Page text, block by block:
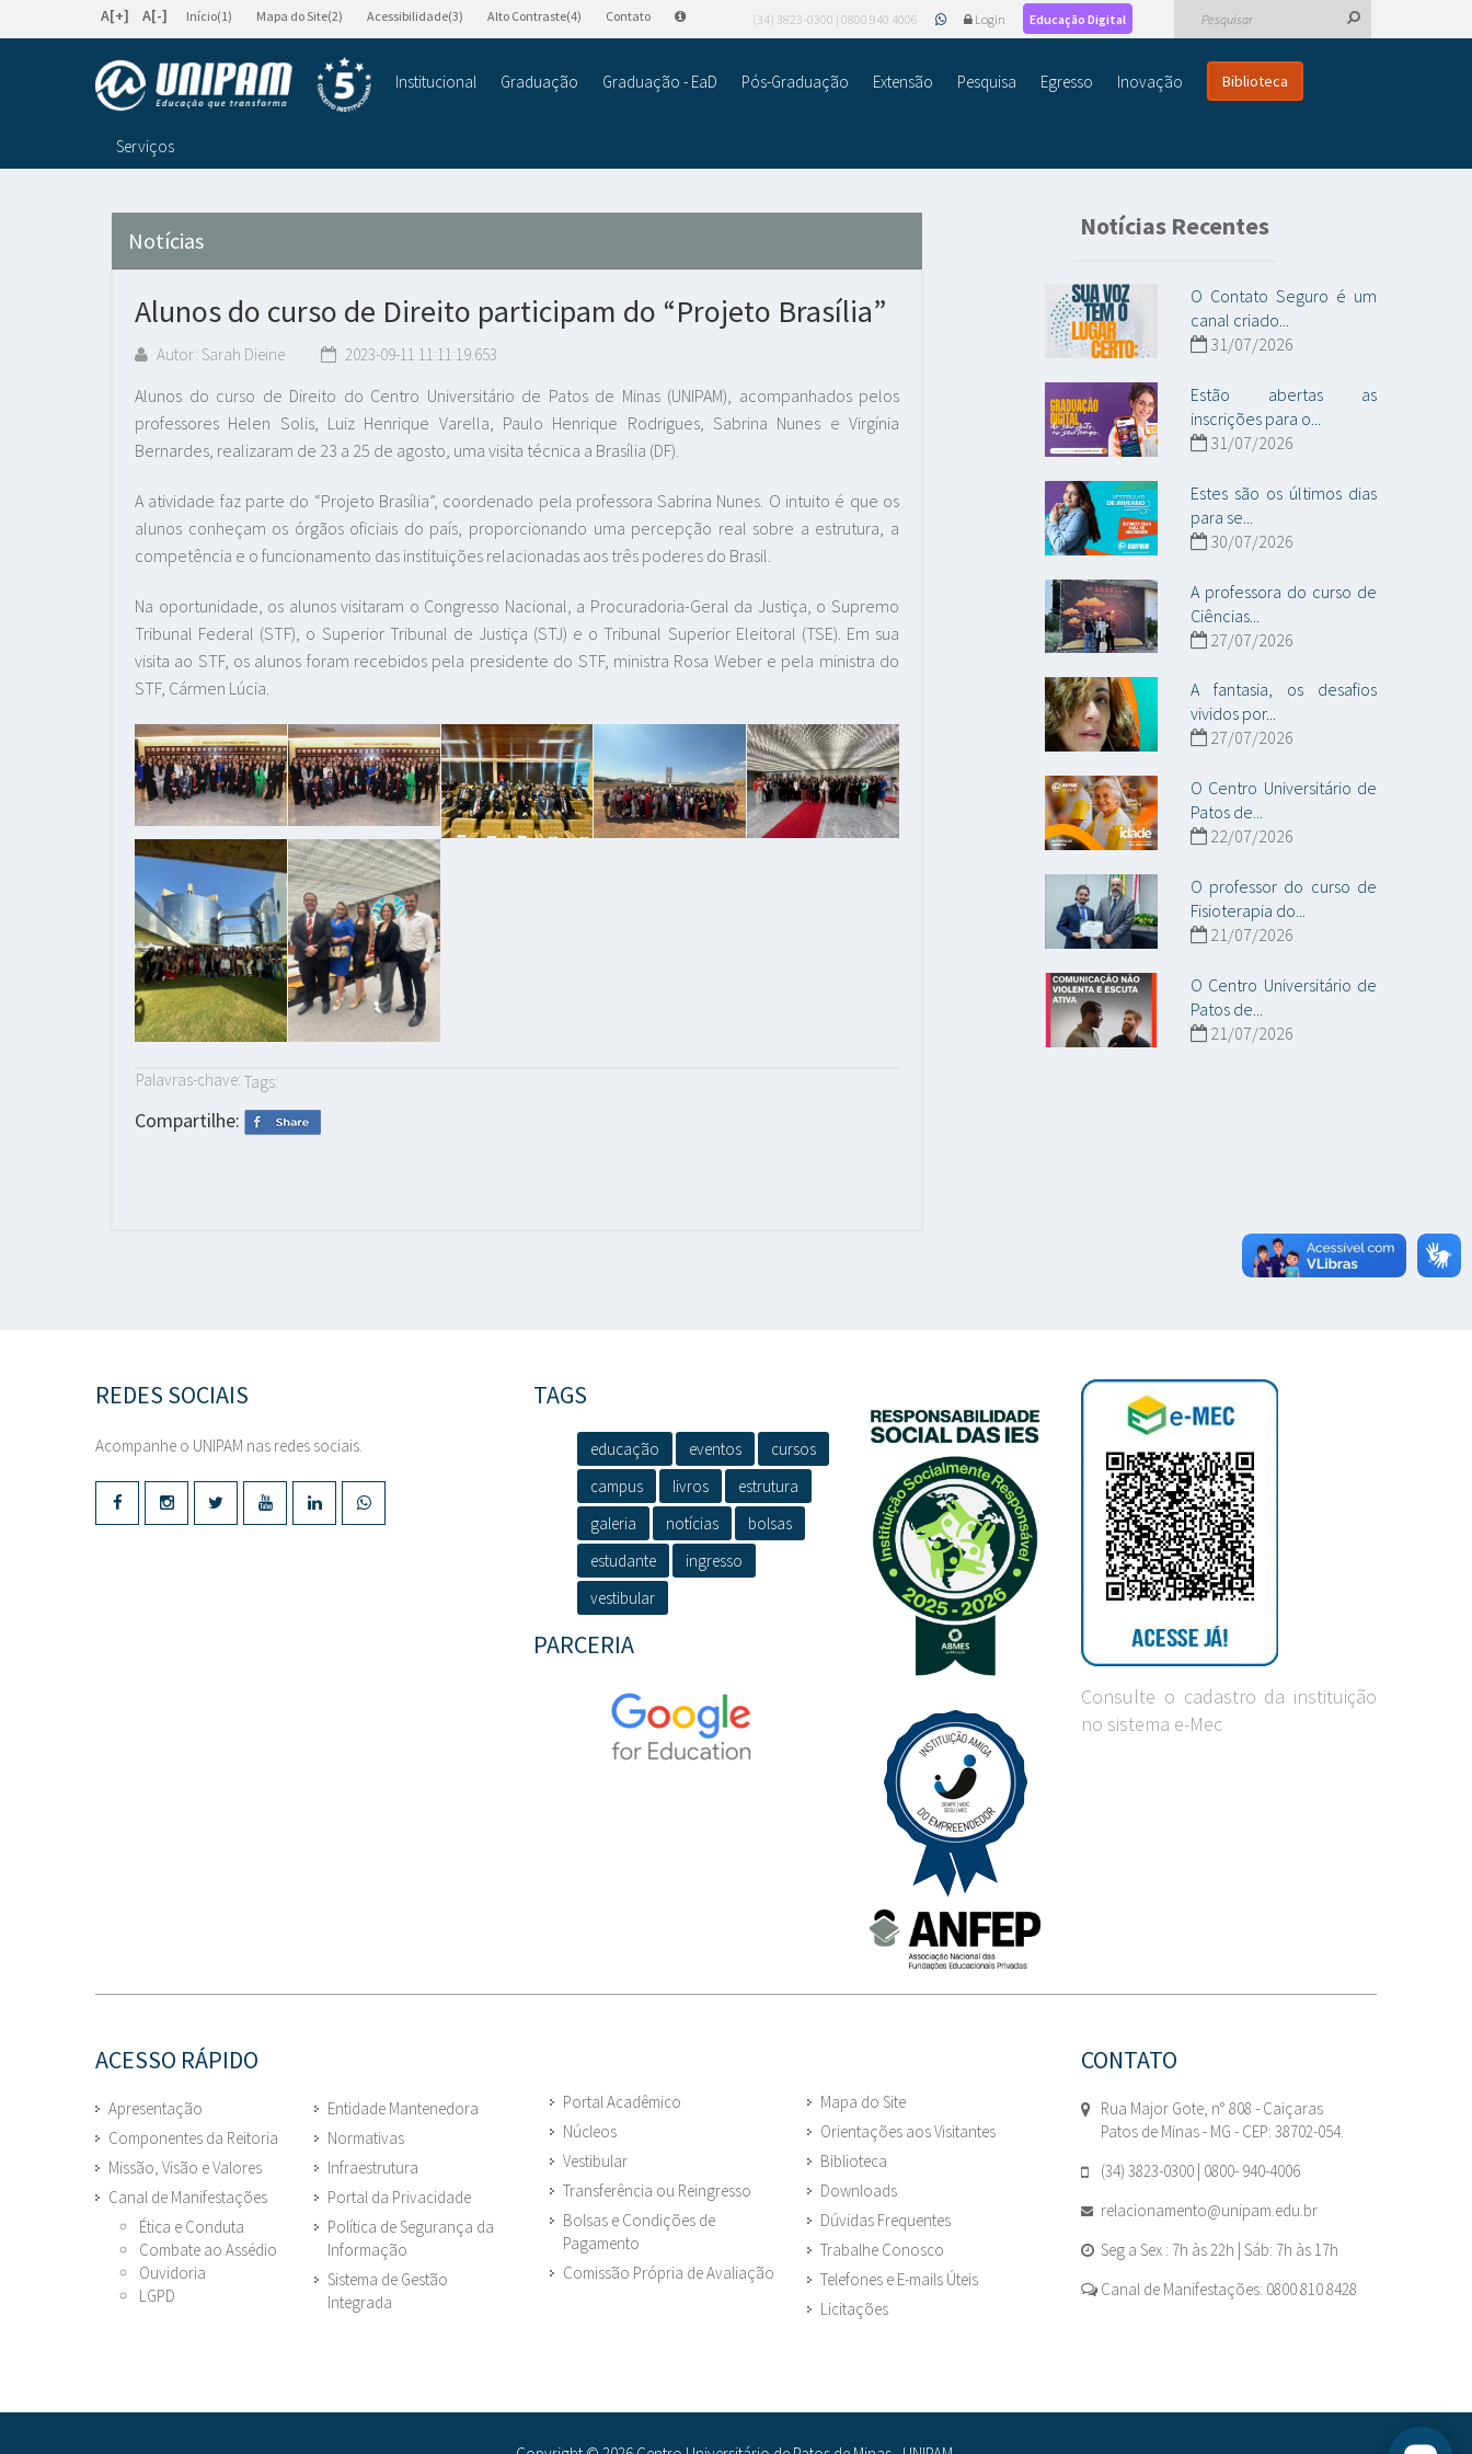
A[+] A[-] Início(1) Mapa do Site(2) Acessibilidade(3) Alto Contraste(4) Contato (34) 3823-0300 | 0800 940 4006 Login Educação Digital
Institucional Graduação Graduação - EaD Pós-Graduação Extensão Pesquisa Egresso Inovação Biblioteca
Serviços
Notícias
Alunos do curso de Direito participam do “Projeto Brasília”
Autor: Sarah Dieine 2023-09-11 11:11:19.653
Alunos do curso de Direito do Centro Universitário de Patos de Minas (UNIPAM), acompanhados pelos
professores Helen Solis, Luiz Henrique Varella, Paulo Henrique Rodrigues, Sabrina Nunes e Virgínia
Bernardes, realizaram de 23 a 25 de agosto, uma visita técnica a Brasília (DF).
A atividade faz parte do “Projeto Brasília”, coordenado pela professora Sabrina Nunes. O intuito é que os
alunos conheçam os órgãos oficiais do país, proporcionando uma percepção real sobre a estrutura, a
competência e o funcionamento das instituições relacionadas aos três poderes do Brasil.
Na oportunidade, os alunos visitaram o Congresso Nacional, a Procuradoria-Geral da Justiça, o Supremo
Tribunal Federal (STF), o Superior Tribunal de Justiça (STJ) e o Tribunal Superior Eleitoral (TSE). Em sua
visita ao STF, os alunos foram recebidos pela presidente do STF, ministra Rosa Weber e pela ministra do
STF, Cármen Lúcia.
Palavras-chave: Tags:
Compartilhe:
Notícias Recentes
O Contato Seguro é um
canal criado...
31/07/2026
Estão abertas as
inscrições para o...
31/07/2026
Estes são os últimos dias
para se...
30/07/2026
A professora do curso de
Ciências...
27/07/2026
A fantasia, os desafios
vividos por...
27/07/2026
O Centro Universitário de
Patos de...
22/07/2026
O professor do curso de
Fisioterapia do...
21/07/2026
O Centro Universitário de
Patos de...
21/07/2026
REDES SOCIAIS
Acompanhe o UNIPAM nas redes sociais.
TAGS
educação eventos
cursos
campus
livros
estrutura
galeria
notícias
bolsas
estudante
ingresso
vestibular
PARCERIA
Consulte o cadastro da instituição
no sistema e-Mec
ACESSO RÁPIDO
Apresentação
Componentes da Reitoria
Missão, Visão e Valores
Canal de Manifestações
Ética e Conduta
Combate ao Assédio
Ouvidoria
LGPD
Entidade Mantenedora
Normativas
Infraestrutura
Portal da Privacidade
Política de Segurança da
Informação
Sistema de Gestão
Integrada
Portal Acadêmico
Núcleos
Vestibular
Transferência ou Reingresso
Bolsas e Condições de
Pagamento
Comissão Própria de Avaliação
Mapa do Site
Orientações aos Visitantes
Biblioteca
Downloads
Dúvidas Frequentes
Trabalhe Conosco
Telefones e E-mails Úteis
Licitações
CONTATO
Rua Major Gote, n° 808 - Caiçaras
Patos de Minas - MG - CEP: 38702-054.
(34) 3823-0300 | 0800- 940-4006
relacionamento@unipam.edu.br
Seg a Sex : 7h às 22h | Sáb: 7h às 17h
Canal de Manifestações: 0800 810 8428